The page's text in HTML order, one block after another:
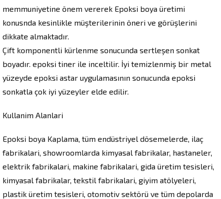
memmuniyetine önem vererek Epoksi boya üretimi
konusnda kesinlikle müşterilerinin öneri ve görüşlerini
dikkate almaktadır.
Çift komponentli kürlenme sonucunda sertleşen sonkat
boyadır. epoksi tiner ile inceltilir. İyi temizlenmiş bir metal
yüzeyde epoksi astar uygulamasının sonucunda epoksi
sonkatla çok iyi yüzeyler elde edilir.
Kullanim Alanlari
Epoksi boya Kaplama, tüm endüstriyel dösemelerde, ilaç
fabrikalari, showroomlarda kimyasal fabrikalar, hastaneler,
elektrik fabrikalari, makine fabrikalari, gida üretim tesisleri,
kimyasal fabrikalar, tekstil fabrikalari, giyim atölyeleri,
plastik üretim tesisleri, otomotiv sektörü ve tüm depolarda